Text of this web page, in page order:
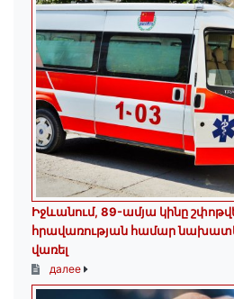
Իջևանում, 89-ամյա կինը
հրավառության համար
վառել
далее